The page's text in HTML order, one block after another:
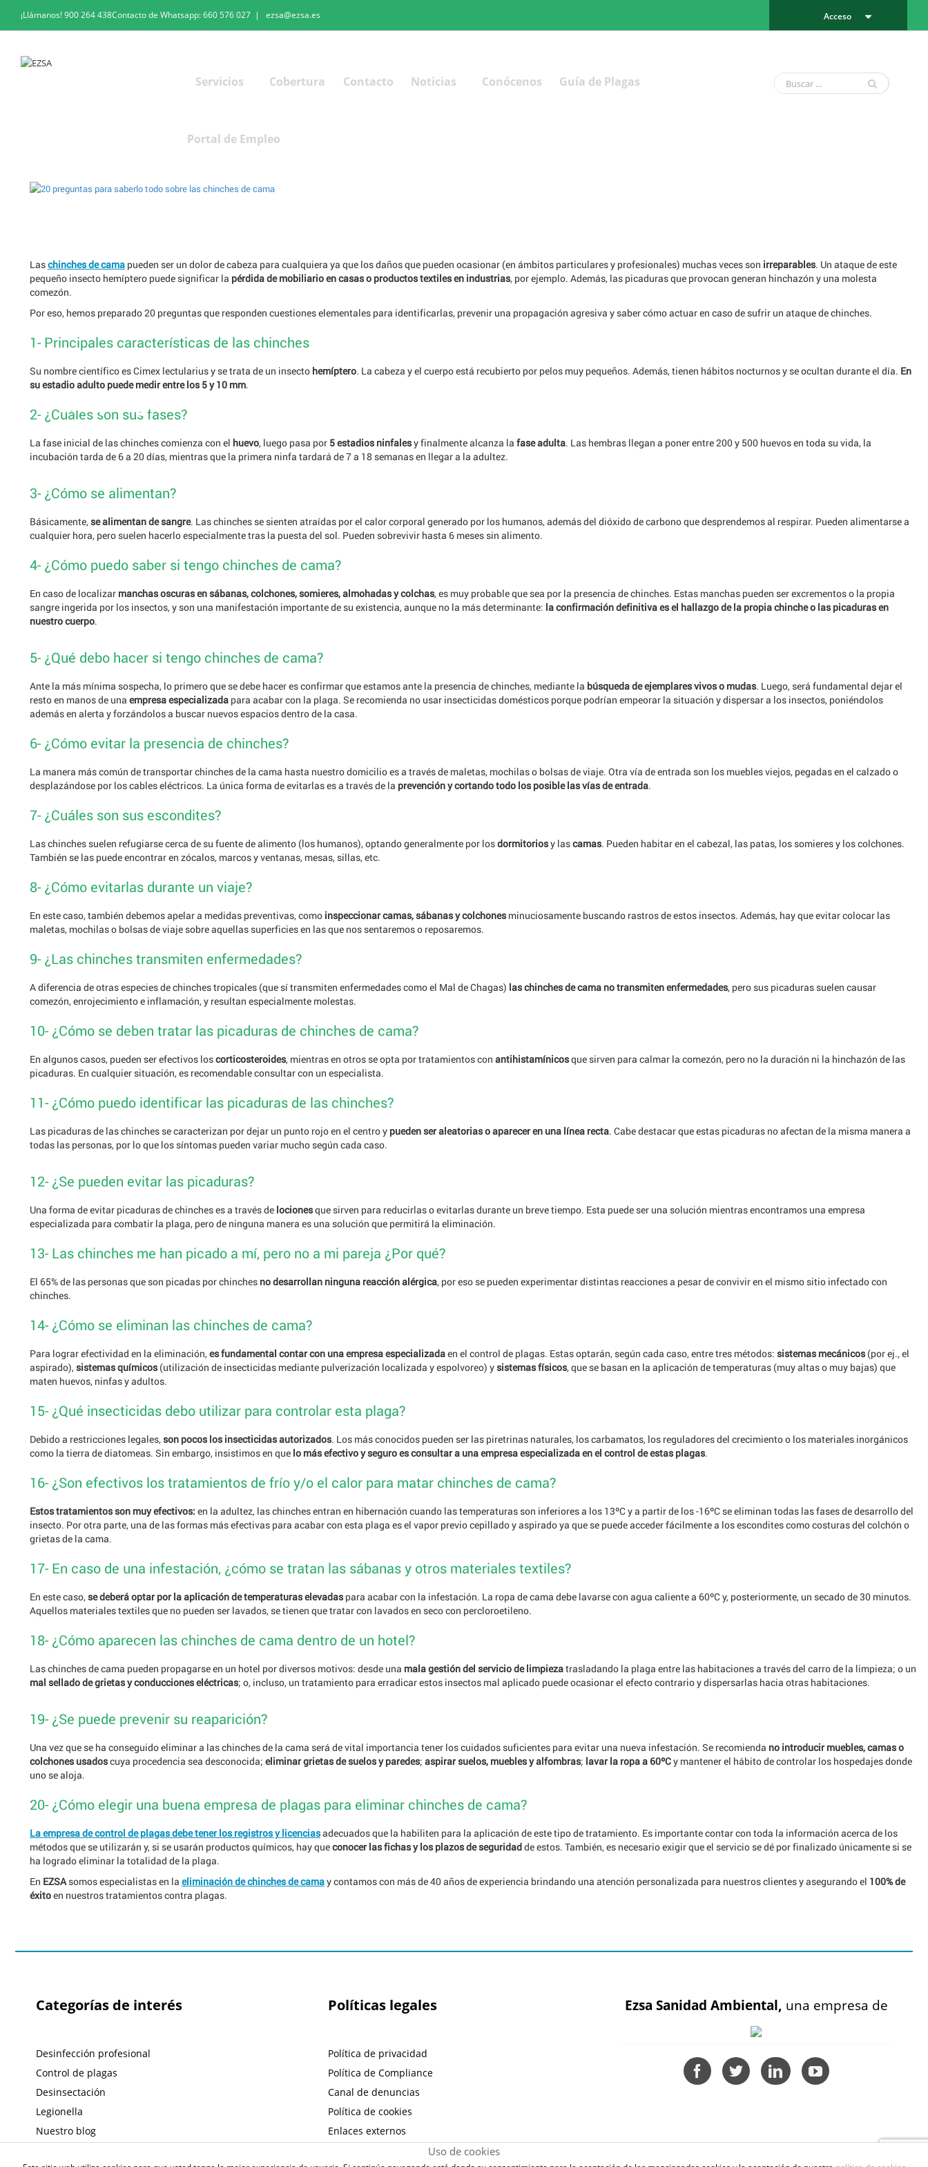
¡Llámanos!900 264 438Contacto de Whatsapp:660 576 027 | ezsa@ezsa.es Acceso
Servicios Cobertura Contacto Noticias Conócenos Guía de Plagas
Portal de Empleo
20 preguntas para saberlo todo sobre las chinches de cama
20 preguntas para saberlo todo sobre las chinches de cama
Laschinches de camapueden ser un dolor de cabeza para cualquiera ya que los daños que pueden ocasionar (en ámbitos particulares y profesionales) muchas veces son irreparables. Un ataque de este
pequeño insecto hemíptero puede significar la pérdida de mobiliario en casas o productos textiles en industrias, por ejemplo. Además, las picaduras que provocan generan hinchazón y una molesta
comezón.
Por eso, hemos preparado 20 preguntas que responden cuestiones elementales para identificarlas, prevenir una propagación agresiva y saber cómo actuar en caso de sufrir un ataque de chinches.
1- Principales características de las chinches
Su nombre científico es Cimex lectularius y se trata de un insecto hemíptero. La cabeza y el cuerpo está recubierto por pelos muy pequeños. Además, tienen hábitos nocturnos y se ocultan durante el día. En
su estadio adulto puede medir entre los 5 y 10 mm.
2- ¿Cuáles son sus fases?
La fase inicial de las chinches comienza con el huevo, luego pasa por 5 estadios ninfalesy finalmente alcanza la fase adulta. Las hembras llegan a poner entre 200 y 500 huevos en toda su vida, la
incubación tarda de 6 a 20 días, mientras que la primera ninfa tardará de 7 a 18 semanas en llegar a la adultez.
3- ¿Cómo se alimentan?
Básicamente, se alimentan de sangre. Las chinches se sienten atraídas por el calor corporal generado por los humanos, además del dióxido de carbono que desprendemos al respirar. Pueden alimentarse a
cualquier hora, pero suelen hacerlo especialmente tras la puesta del sol. Pueden sobrevivir hasta 6 meses sin alimento.
4- ¿Cómo puedo saber si tengo chinches de cama?
En caso de localizar manchas oscuras en sábanas, colchones, somieres, almohadas y colchas, es muy probable que sea por la presencia de chinches. Estas manchas pueden ser excrementos o la propia
sangre ingerida por los insectos, y son una manifestación importante de su existencia, aunque no la más determinante: la confirmación definitiva es el hallazgo de la propia chinche o las picaduras en
nuestro cuerpo.
5- ¿Qué debo hacer si tengo chinches de cama?
Ante la más mínima sospecha, lo primero que se debe hacer es confirmar que estamos ante la presencia de chinches, mediante la búsqueda de ejemplares vivos o mudas. Luego, será fundamental dejar el
resto en manos de una empresa especializadapara acabar con la plaga. Se recomienda no usar insecticidas domésticos porque podrían empeorar la situación y dispersar a los insectos, poniéndolos
además en alerta y forzándolos a buscar nuevos espacios dentro de la casa.
6- ¿Cómo evitar la presencia de chinches?
La manera más común de transportar chinches de la cama hasta nuestro domicilio es a través de maletas, mochilas o bolsas de viaje. Otra vía de entrada son los muebles viejos, pegadas en el calzado o
desplazándose por los cables eléctricos. La única forma de evitarlas es a través de la prevención y cortando todo los posible las vías de entrada.
7- ¿Cuáles son sus escondites?
Las chinches suelen refugiarse cerca de su fuente de alimento (los humanos), optando generalmente por losdormitoriosy lascamas. Pueden habitar en el cabezal, las patas, los somieres y los colchones.
También se las puede encontrar en zócalos, marcos y ventanas, mesas, sillas, etc.
8- ¿Cómo evitarlas durante un viaje?
En este caso, también debemos apelar a medidas preventivas, como inspeccionar camas, sábanas y colchonesminuciosamente buscando rastros de estos insectos. Además, hay que evitar colocar las
maletas, mochilas o bolsas de viaje sobre aquellas superficies en las que nos sentaremos o reposaremos.
9- ¿Las chinches transmiten enfermedades?
A diferencia de otras especies de chinches tropicales (que sí transmiten enfermedades como el Mal de Chagas) las chinches de cama no transmiten enfermedades, pero sus picaduras suelen causar
comezón, enrojecimiento e inflamación, y resultan especialmente molestas.
10- ¿Cómo se deben tratar las picaduras de chinches de cama?
En algunos casos, pueden ser efectivos loscorticosteroides, mientras en otros se opta por tratamientos con antihistamínicosque sirven para calmar la comezón, pero no la duración ni la hinchazón de las
picaduras. En cualquier situación, es recomendable consultar con un especialista.
11- ¿Cómo puedo identificar las picaduras de las chinches?
Las picaduras de las chinches se caracterizan por dejar un punto rojo en el centro y pueden ser aleatorias o aparecer en una línea recta. Cabe destacar que estas picaduras no afectan de la misma manera a
todas las personas, por lo que los síntomas pueden variar mucho según cada caso.
12- ¿Se pueden evitar las picaduras?
Una forma de evitar picaduras de chinches es a través de locionesque sirven para reducirlas o evitarlas durante un breve tiempo. Esta puede ser una solución mientras encontramos una empresa
especializada para combatir la plaga, pero de ninguna manera es una solución que permitirá la eliminación.
13- Las chinches me han picado a mí, pero no a mi pareja ¿Por qué?
El 65% de las personas que son picadas por chinches no desarrollan ninguna reacción alérgica, por eso se pueden experimentar distintas reacciones a pesar de convivir en el mismo sitio infectado con
chinches.
14- ¿Cómo se eliminan las chinches de cama?
Para lograr efectividad en la eliminación, es fundamental contar con una empresa especializadaen el control de plagas. Estas optarán, según cada caso, entre tres métodos: sistemas mecánicos(por ej., el
aspirado), sistemas químicos(utilización de insecticidas mediante pulverización localizada y espolvoreo) ysistemas físicos, que se basan en la aplicación de temperaturas (muy altas o muy bajas) que
maten huevos, ninfas y adultos.
15- ¿Qué insecticidas debo utilizar para controlar esta plaga?
Debido a restricciones legales, son pocos los insecticidas autorizados. Los más conocidos pueden ser las piretrinas naturales, los carbamatos, los reguladores del crecimiento o los materiales inorgánicos
como la tierra de diatomeas. Sin embargo, insistimos en que lo más efectivo y seguro es consultar a una empresa especializada en el control de estas plagas.
16- ¿Son efectivos los tratamientos de frío y/o el calor para matar chinches de cama?
Estos tratamientos son muy efectivos: en la adultez, las chinches entran en hibernación cuando las temperaturas son inferiores a los 13ºC y a partir de los -16ºC se eliminan todas las fases de desarrollo del
insecto. Por otra parte, una de las formas más efectivas para acabar con esta plaga es el vapor previo cepillado y aspirado ya que se puede acceder fácilmente a los escondites como costuras del colchón o
grietas de la cama.
17- En caso de una infestación, ¿cómo se tratan las sábanas y otros materiales textiles?
En este caso, se deberá optar por la aplicación de temperaturas elevadaspara acabar con la infestación. La ropa de cama debe lavarse con agua caliente a 60ºC y, posteriormente, un secado de 30 minutos.
Aquellos materiales textiles que no pueden ser lavados, se tienen que tratar con lavados en seco con percloroetileno.
18- ¿Cómo aparecen las chinches de cama dentro de un hotel?
Las chinches de cama pueden propagarse en un hotel por diversos motivos: desde una mala gestión del servicio de limpiezatrasladando la plaga entre las habitaciones a través del carro de la limpieza; o un
mal sellado de grietas y conducciones eléctricas; o, incluso, un tratamiento para erradicar estos insectos mal aplicado puede ocasionar el efecto contrario y dispersarlas hacia otras habitaciones.
19- ¿Se puede prevenir su reaparición?
Una vez que se ha conseguido eliminar a las chinches de la cama será de vital importancia tener los cuidados suficientes para evitar una nueva infestación. Se recomienda no introducir muebles, camas o
colchones usadoscuya procedencia sea desconocida; eliminar grietas de suelos y paredes; aspirar suelos, muebles y alfombras; lavar la ropa a 60ºCy mantener el hábito de controlar los hospedajes donde
uno se aloja.
20- ¿Cómo elegir una buena empresa de plagas para eliminar chinches de cama?
La empresa de control de plagas debe tener los registros y licenciasadecuados que la habiliten para la aplicación de este tipo de tratamiento. Es importante contar con toda la información acerca de los
métodos que se utilizarán y, si se usarán productos químicos, hay queconocer las fichas y los plazos de seguridadde estos. También, es necesario exigir que el servicio se dé por finalizado únicamente si se
ha logrado eliminar la totalidad de la plaga.
En EZSAsomos especialistas en la eliminación de chinches de camay contamos con más de 40 años de experiencia brindando una atención personalizada para nuestros clientes y asegurando el 100% de
éxitoen nuestros tratamientos contra plagas.
Categorías de interés
Desinfección profesional
Control de plagas
Desinsectación
Legionella
Nuestro blog
Políticas legales
Política de privacidad
Política de Compliance
Canal de denuncias
Política de cookies
Enlaces externos
Ezsa Sanidad Ambiental, una empresa de
Uso de cookies